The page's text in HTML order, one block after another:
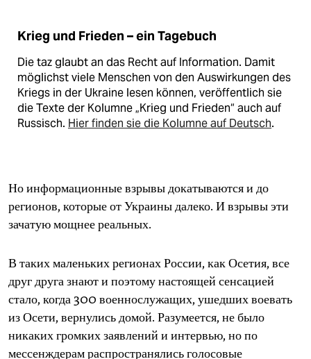
Krieg und Frieden – ein Tagebuch
Die taz glaubt an das Recht auf Information. Damit
möglichst viele Menschen von den Auswirkungen des
Kriegs in der Ukraine lesen können, veröffentlich sie
die Texte der Kolumne „Krieg und Frieden“ auch auf
Russisch. Hier finden sie die Kolumne auf Deutsch.
Но информационные взрывы докатываются и до
регионов, которые от Украины далеко. И взрывы эти
зачатую мощнее реальных.
В таких маленьких регионах России, как Осетия, все
друг друга знают и поэтому настоящей сенсацией
стало, когда 300 военнослужащих, ушедших воевать
из Осети, вернулись домой. Разумеется, не было
никаких громких заявлений и интервью, но по
мессенждерам распространялись голосовые